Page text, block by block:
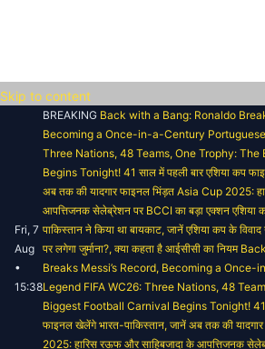
Skip to content
Fri, 7
Aug
•
15:38
BREAKING Back with a Bang: Ronaldo
Becoming a Once-in-a-Century
Three Nations, 48 Teams, One Trophy:
Begins Tonight! 41 साल में पहली बार एशिया कप
अब तक की यादगार फाइनल भिंड़त Asia Cup 2025:
आपत्तिजनक सेलेब्रेशन पर BCCI का बड़ा एक्शन एशिया
पाकिस्तान ने किया था बायकाट, जानें एशिया कप के विवाद
पर लगेगा जुर्माना?, क्या कहता है आईसीसी का नियम
Breaks Messi’s Record, Becoming a
Legend FIFA WC26: Three Nations, 48
Biggest Football Carnival Begins Tonight!
फाइनल खेलेंगे भारत-पाकिस्तान, जानें अब तक की
2025: हारिस रऊफ और साहिबजादा के आपत्तिजनक